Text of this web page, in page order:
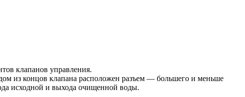
клапанов управления.
из концов клапана расположен разъем — большего и меньше
исходной и выхода очищенной воды.